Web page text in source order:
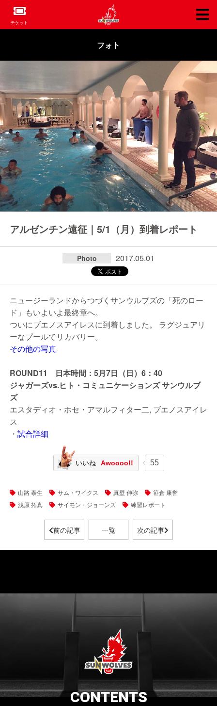
チケット
フォト
アルゼンチン遠征｜5/1（月）到着レポート
Photo 2017.05.01
ニュージーランドからつづくサンウルブズの「死のロー
ド」もいよいよ最終章へ。
ついにブエノスアイレスに到着しました。 ラグジュアリ
ーなプールでリカバリー。
その他の写真
ROUND11 日本時間：5月7日（日）6：40
ジャガーズvs.ヒト・コミュニケーションズ サンウルブ
ズ
エスタディオ・ホセ・アマルフィター二, ブエノスアイレ
ス
・ 試合詳細
いいね Awoooo!! 55
山路 泰生 サム・ワイクス 真壁 伸弥
笹倉 康誉
浅原 拓真
サイモン・ジョーンズ 練習レポート
前の記事 一覧 次の記事
CONTENTS